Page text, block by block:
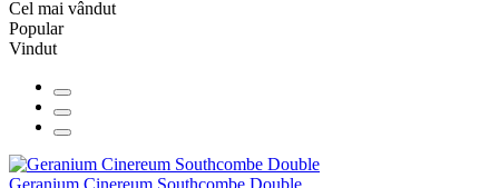
Cel mai vândut
Popular
Vindut
Geranium Cinereum Southcombe Double